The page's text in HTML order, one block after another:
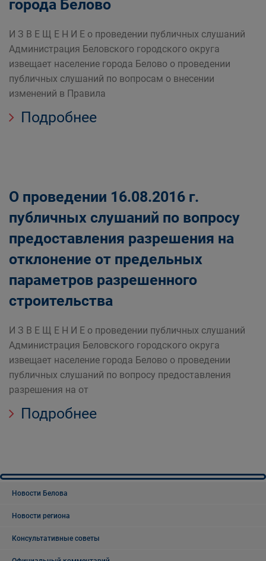
города Белово
И З В Е Щ Е Н И Е о проведении публичных слушаний
Администрация Беловского городского округа
извещает население города Белово о проведении
публичных слушаний по вопросам о внесении
изменений в Правила
Подробнее
О проведении 16.08.2016 г.
публичных слушаний по вопросу
предоставления разрешения на
отклонение от предельных
параметров разрешенного
строительства
И З В Е Щ Е Н И Е о проведении публичных слушаний
Администрация Беловского городского округа
извещает население города Белово о проведении
публичных слушаний по вопросу предоставления
разрешения на от
Подробнее
Новости Белова
Новости региона
Консультативные советы